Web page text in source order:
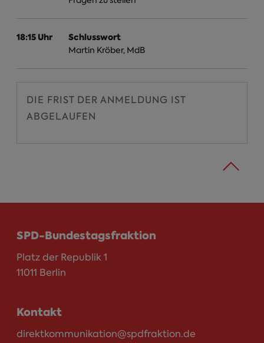
18:15 Uhr Schlusswort
Martin Kröber, MdB
DIE FRIST DER ANMELDUNG IST
ABGELAUFEN
SPD-Bundestagsfraktion
Platz der Republik 1
11011 Berlin
Kontakt
direktkommunikation@spdfraktion.de